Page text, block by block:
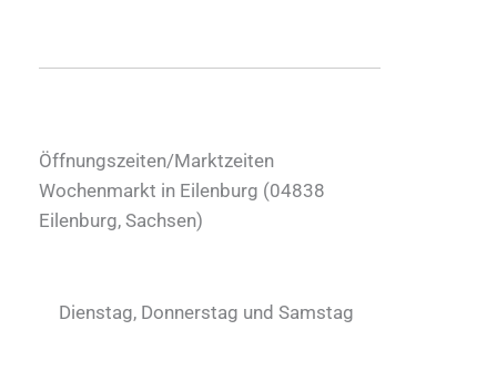
Öffnungszeiten/Marktzeiten
Wochenmarkt in Eilenburg (04838
Eilenburg, Sachsen)
Dienstag, Donnerstag und Samstag